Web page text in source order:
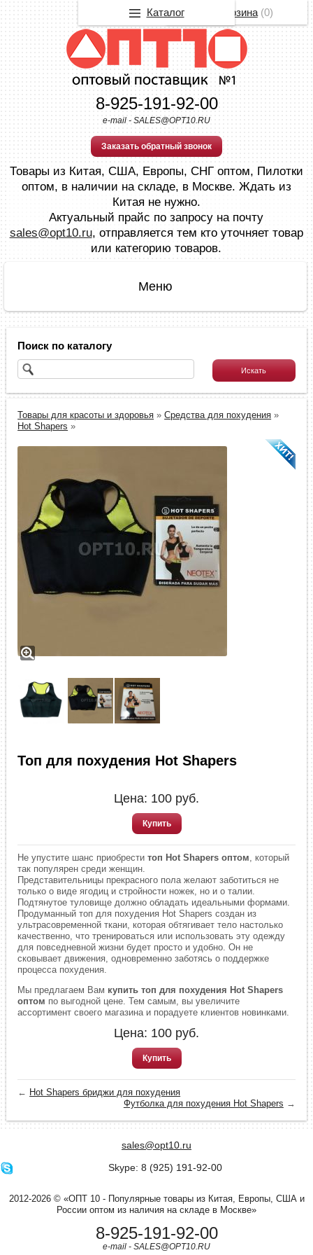
8-925-191-92-00
e-mail - SALES@OPT10.RU
Заказать обратный звонок
Товары из Китая, США, Европы, СНГ оптом, Пилотки
оптом, в наличии на складе, в Москве. Ждать из
Китая не нужно.
Актуальный прайс по запросу на почту
sales@opt10.ru, отправляется тем кто уточняет товар
или категорию товаров.
Поиск по каталогу
Товары для красоты и здоровья »Средства для похудения »
Hot Shapers »
Топ для похудения Hot Shapers
Цена: 100 руб.
Купить
Не упустите шанс приобреститоп Hot Shapers оптом, который
так популярен среди женщин.
Представительницы прекрасного пола желают заботиться не
только о виде ягодиц и стройности ножек, но и о талии.
Подтянутое туловище должно обладать идеальными формами.
Продуманный топ для похудения Hot Shapers создан из
ультрасовременной ткани, которая обтягивает тело настолько
качественно, что тренироваться или использовать эту одежду
для повседневной жизни будет просто и удобно. Он не
сковывает движения, одновременно заботясь о поддержке
процесса похудения.
Мы предлагаем Вам купить топ для похудения Hot Shapers
оптом по выгодной цене. Тем самым, вы увеличите
ассортимент своего магазина и порадуете клиентов новинками.
Цена: 100 руб.
Купить
← Hot Shapers бриджи для похудения
Футболка для похудения Hot Shapers →
sales@opt10.ru
Skype: 8 (925) 191-92-00
2012-2026 © «ОПТ 10 - Популярные товары из Китая, Европы, США и
России оптом из наличия на складе в Москве»
8-925-191-92-00
e-mail - SALES@OPT10.RU
Корзина(0)
Каталог